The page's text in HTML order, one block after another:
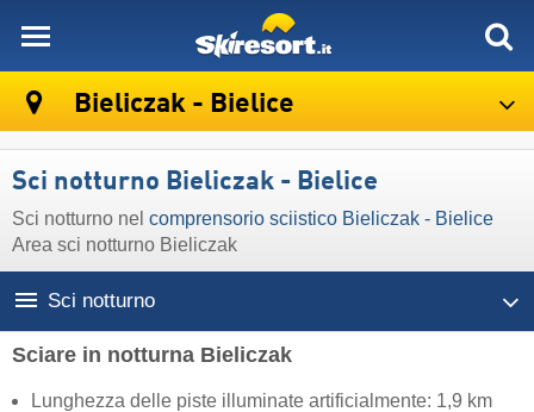
Bieliczak - Bielice
Sci notturno Bieliczak - Bielice
Sci notturno nel comprensorio sciistico Bieliczak - Bielice
Area sci notturno Bie­li­czak
Sci notturno
Sciare in notturna Bie­li­czak
Lunghezza delle piste illuminate artificialmente: 1,9 km